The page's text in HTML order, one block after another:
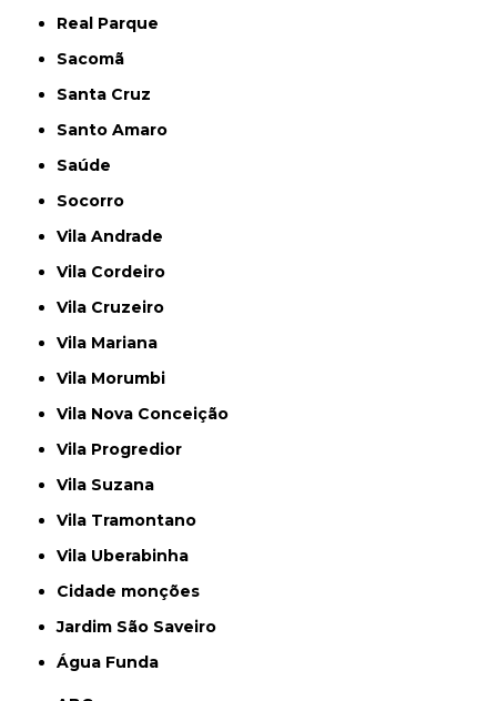
Real Parque
Sacomã
Santa Cruz
Santo Amaro
Saúde
Socorro
Vila Andrade
Vila Cordeiro
Vila Cruzeiro
Vila Mariana
Vila Morumbi
Vila Nova Conceição
Vila Progredior
Vila Suzana
Vila Tramontano
Vila Uberabinha
cidade monções
jardim São Saveiro
Água Funda